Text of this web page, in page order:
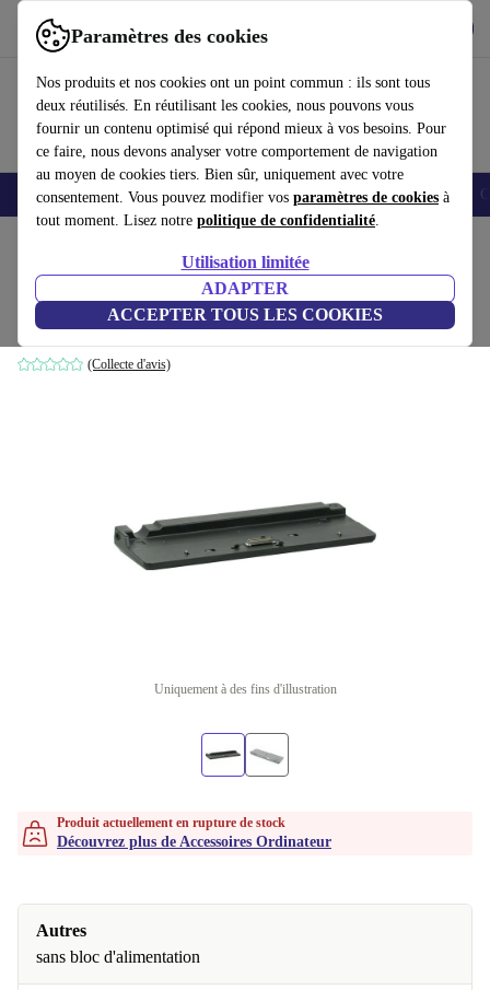
Paramètres des cookies
Nos produits et nos cookies ont un point commun : ils sont tous
deux réutilisés. En réutilisant les cookies, nous pouvons vous
fournir un contenu optimisé qui répond mieux à vos besoins. Pour
ce faire, nous devons analyser votre comportement de navigation
au moyen de cookies tiers. Bien sûr, uniquement avec votre
consentement. Vous pouvez modifier vos paramètres de cookies à
tout moment. Lisez notre politique de confidentialité.
Utilisation limitée
ADAPTER
ACCEPTER TOUS LES COOKIES
Utilisez refurbed rapidement et facilement
Smartphones Laptops Tablettes Montres connectées Accessoires
Fujitsu FPCPR95
sans adaptateur secteur
(Collecte d'avis)
Uniquement à des fins d'illustration
Produit actuellement en rupture de stock
Découvrez plus de Accessoires Ordinateur
Autres
sans bloc d'alimentation